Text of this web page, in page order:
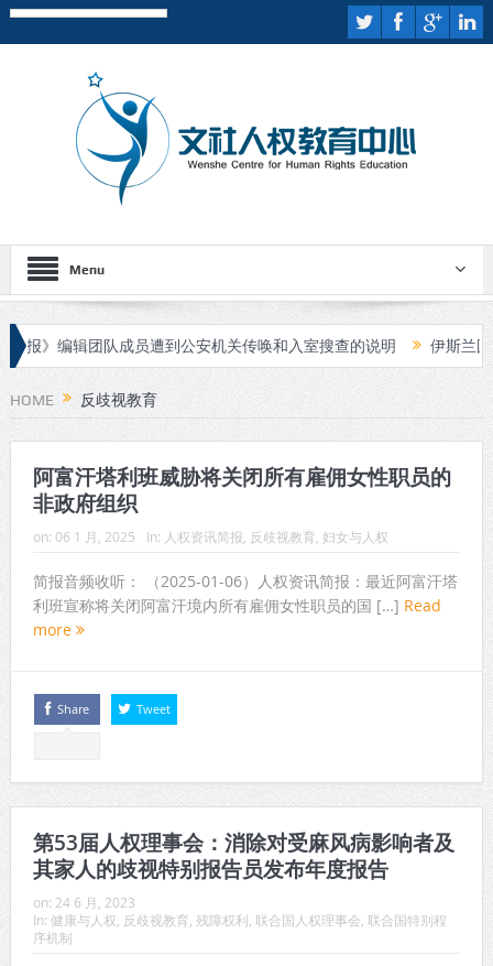
Menu
辑团队成员遭到公安机关传唤和入室搜查的说明 伊斯兰国宣布对
HOME 反歧视教育
阿富汗塔利班威胁将关闭所有雇佣女性职员的
非政府组织
on: 06 1 月, 2025 In: 人权资讯简报 反歧视教育 妇女与人权
简报音频收听： （2025-01-06）人权资讯简报：最近阿富汗塔
利班宣称将关闭阿富汗境内所有雇佣女性职员的国 […] Read
more
Share Tweet
第53届人权理事会：消除对受麻风病影响者及
其家人的歧视特别报告员发布年度报告
on: 24 6 月, 2023
In: 健康与人权, 反歧视教育, 残障权利, 联合国人权理事会, 联合国特别程
序机制